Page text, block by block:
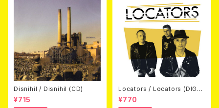
Disnihil / Disnihil (CD)
¥715
Locators / Locators (DIGPA
CK CD)
¥770